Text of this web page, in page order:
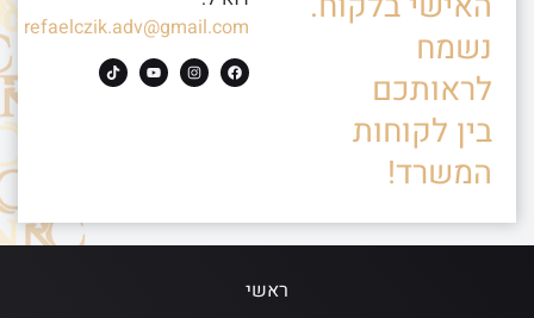
נשמח
לראותכם
בין לקוחות
המשרד!
refaelczik.adv@gmail.com
ראשי